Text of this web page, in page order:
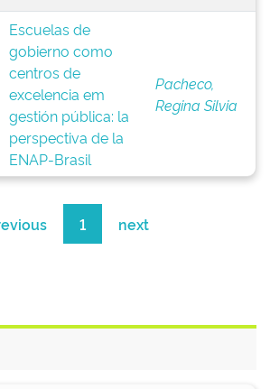
Escuelas de
gobierno como
centros de
excelencia em
gestión pública: la
perspectiva de la
ENAP-Brasil
Pacheco,
Regina Silvia
1 next